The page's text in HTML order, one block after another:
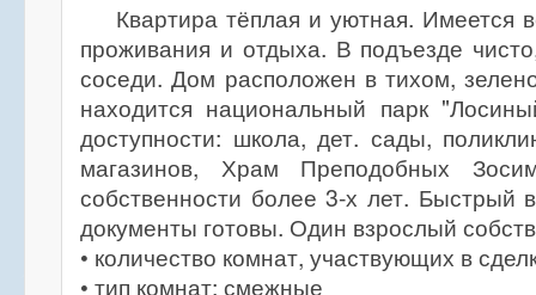
Квартира тёплая и уютная. Имеется
проживания и отдыха. В подъезде
соседи. Дом расположен в тихом,
находится национальный парк
доступности: школа, дет. сады,
магазинов, Храм Преподобных
собственности более 3-х лет. Быстрый
документы готовы. Один взрослый
• количество комнат, участвующих в
• тип комнат: смежные